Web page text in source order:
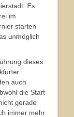
Es
im
starten
unmöglich
dieses
auch
die Start-
gerade
immer mehr